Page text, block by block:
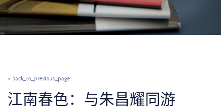
< back_to_previous_page
江南春色：与朱昌耀同游